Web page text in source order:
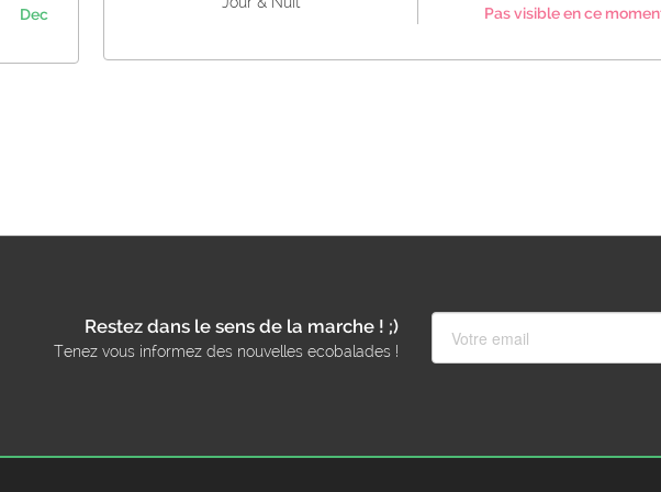
Dec Pas visible en ce
Restez dans le sens de la marche ! ;)
Tenez vous informez des nouvelles ecobalades !